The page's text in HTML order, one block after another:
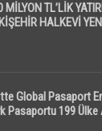
MİLYON TL’LİK
HALKEVİ
Global Pasaport
Pasaportu 199 Ülke